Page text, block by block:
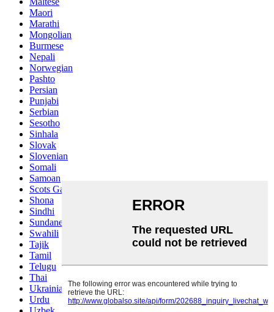
Maori
Marathi
Mongolian
Burmese
Nepali
Norwegian
Pashto
Persian
Punjabi
Serbian
Sesotho
Sinhala
Slovak
Slovenian
Somali
Samoan
Scots Gaelic
Shona
Sindhi
Sundanese
Swahili
Tajik
Tamil
Telugu
Thai
Ukrainian
Urdu